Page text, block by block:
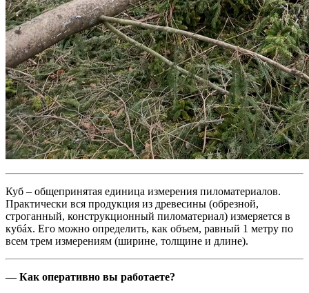
Куб – общепринятая единица измерения пиломатериалов.
Практически вся продукция из древесины (обрезной,
строганный, конструкционный пиломатериал) измеряется в
кубáх. Его можно определить, как объем, равный 1 метру по
всем трем измерениям (ширине, толщине и длине).
— Как оперативно вы работаете?